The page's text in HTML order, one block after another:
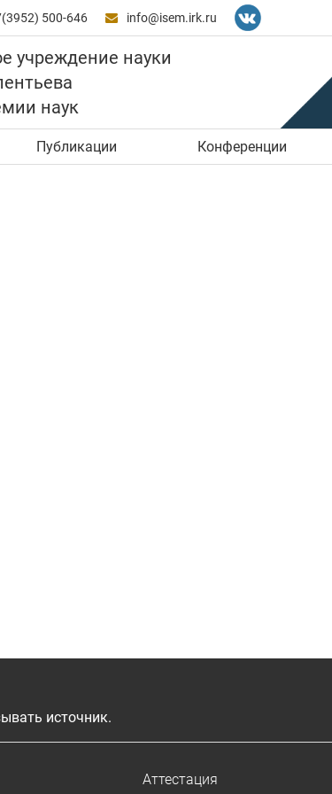
500-646  info@isem.irk.ru
учреждение науки
наук
Публикации Конференции
источник.
Аттестация